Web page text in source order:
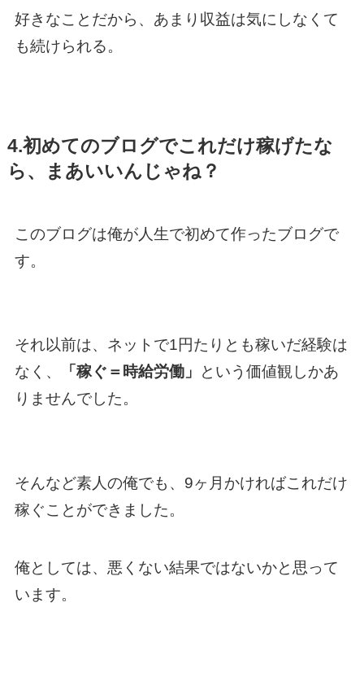
好きなことだから、あまり収益は気にしなくて
も続けられる。
4.初めてのブログでこれだけ稼げたな
ら、まあいいんじゃね？
このブログは俺が人生で初めて作ったブログで
す。
それ以前は、ネットで1円たりとも稼いだ経験は
なく、
「稼ぐ＝時給労働」
という価値観しかあ
りませんでした。
そんなど素人の俺でも、9ヶ月かければこれだけ
稼ぐことができました。
俺としては、悪くない結果ではないかと思って
います。